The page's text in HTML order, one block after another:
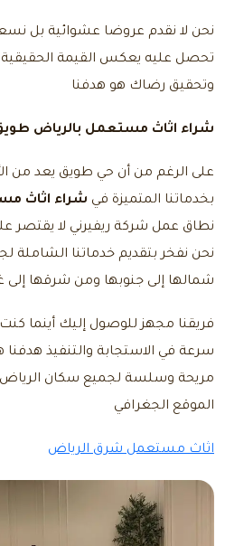
نحن لا نقدم عروضا عشوائية بل
تحصل عليه يعكس القيمة الحقيقية
وتحقيق رضاك هو هدفنا
شراء اثاث مستعمل بالرياض
على الرغم من أن حي طويق يعد من
بخدماتنا المتميزة في شراء اثاث
نطاق عمل شركة ريفيرني لا يقتصر
نحن نفخر بتقديم خدماتنا الشاملة
شمالها إلى جنوبها ومن شرقها إلى
فريقنا مجهز للوصول إليك أينما
سرعة في الاستجابة والتنفيذ هدفنا
مريحة وسلسة لجميع سكان الرياض
الموقع الجغرافي
اثاث مستعمل شرق الرياض